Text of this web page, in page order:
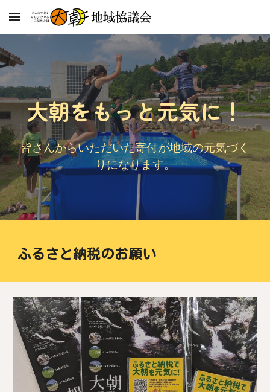
Skip to main content
大朝をもっと元気に！
皆さんからいただいた寄付が地域の元気づく
りになります。
ふるさと納税のお願い